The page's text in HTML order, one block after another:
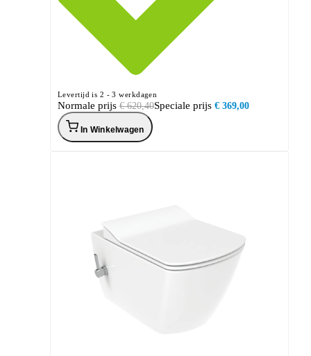
Levertijd is 2 - 3 werkdagen
Speciale prijs € 369,00
Normale prijs € 620,40
In Winkelwagen